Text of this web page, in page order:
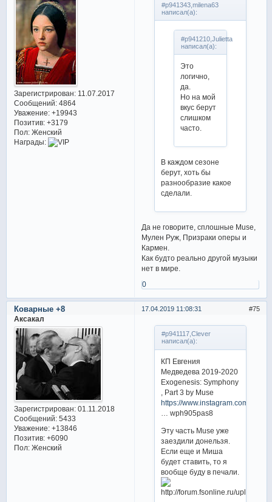
Зарегистрирован: 11.07.2017
Сообщений:4864
Уважение: +19943
Позитив: +3179
Пол:Женский
Награды:
#p941343,milena63
написал(а):
#p941210,Julietta
написал(а):
Это
логично,
да.
Но на мой
вкус берут
слишком
часто.
В каждом сезоне
берут, хоть бы
разнообразие какое
сделали.
Да не говорите, сплошные Muse,
Мулен Руж, Призраки оперы и
Кармен.
Как будто реально другой музыки
нет в мире.
0
75
17.04.2019 11:08:31
Коварные +8
Аксакал
Зарегистрирован: 01.11.2018
Сообщений:5433
Уважение: +13846
Позитив: +6090
Пол:Женский
#p941117,Clever
написал(а):
КП Евгения
Медведева 2019-2020
Exogenesis: Symphony
, Part 3 by Muse
https://www.instagram.com/p/
… wph905pas8
Эту часть Muse уже
заездили донельзя.
Если еще и Миша
будет ставить, то я
вообще буду в печали.